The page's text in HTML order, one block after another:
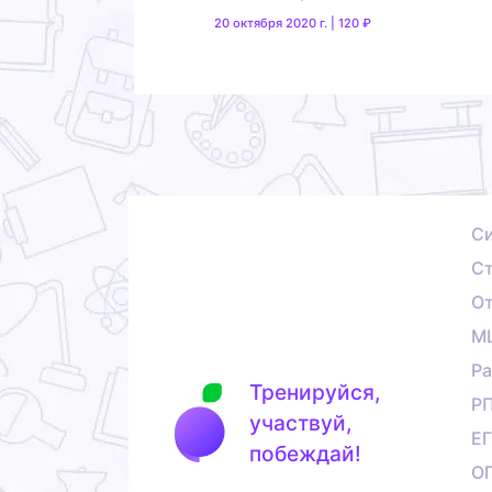
20 октября 2020 г. | 120 ₽
Тренируйся,
участвуй,
побеждай!